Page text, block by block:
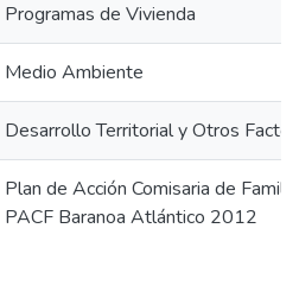
Programas de Vivienda
Medio Ambiente
Desarrollo Territorial y Otros
Plan de Acción Comisaria de
PACF Baranoa Atlántico 2012